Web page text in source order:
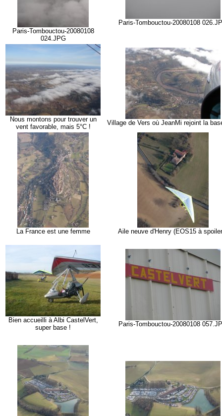
Paris-Tombouctou-20080108
024.JPG
Paris-Tombouctou-20080108
Nous montons pour trouver un
vent favorable, mais 5°C !
Village de Vers où JeanMi rejoint la
La France est une femme Aile neuve d'Henry (EOS15 à
Bien accueilli à Albi CastelVert,
super base !
Paris-Tombouctou-20080108